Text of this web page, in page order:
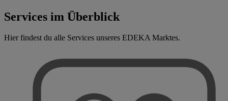
Services im Überblick
Hier findest du alle Services unseres EDEKA Marktes.